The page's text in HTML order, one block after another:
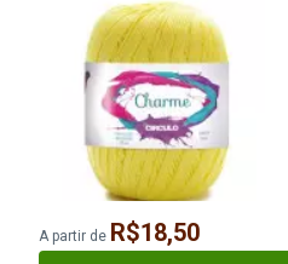
Linha Circulo Charme 396M
A partir de R$18,50